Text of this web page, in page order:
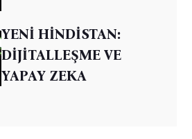
YENİ HİNDİSTAN:
DİJİTALLEŞME VE
YAPAY ZEKA